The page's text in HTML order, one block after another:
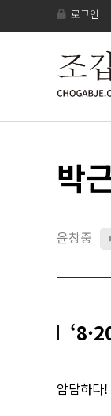
로그인
박
윤창중
암담하다